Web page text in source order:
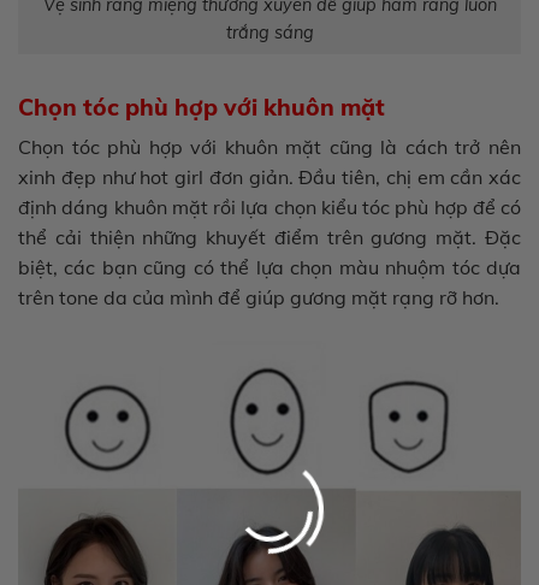
Vệ sinh răng miệng thường xuyên để giúp hàm răng luôn
trắng sáng
Chọn tóc phù hợp với khuôn mặt
Chọn tóc phù hợp với khuôn mặt cũng là cách trở nên
xinh đẹp như hot girl đơn giản. Đầu tiên, chị em cần xác
định dáng khuôn mặt rồi lựa chọn kiểu tóc phù hợp để có
thể cải thiện những khuyết điểm trên gương mặt. Đặc
biệt, các bạn cũng có thể lựa chọn màu nhuộm tóc dựa
trên tone da của mình để giúp gương mặt rạng rỡ hơn.